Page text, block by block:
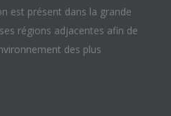
est présent dans la grande
régions adjacentes afin de
des plus